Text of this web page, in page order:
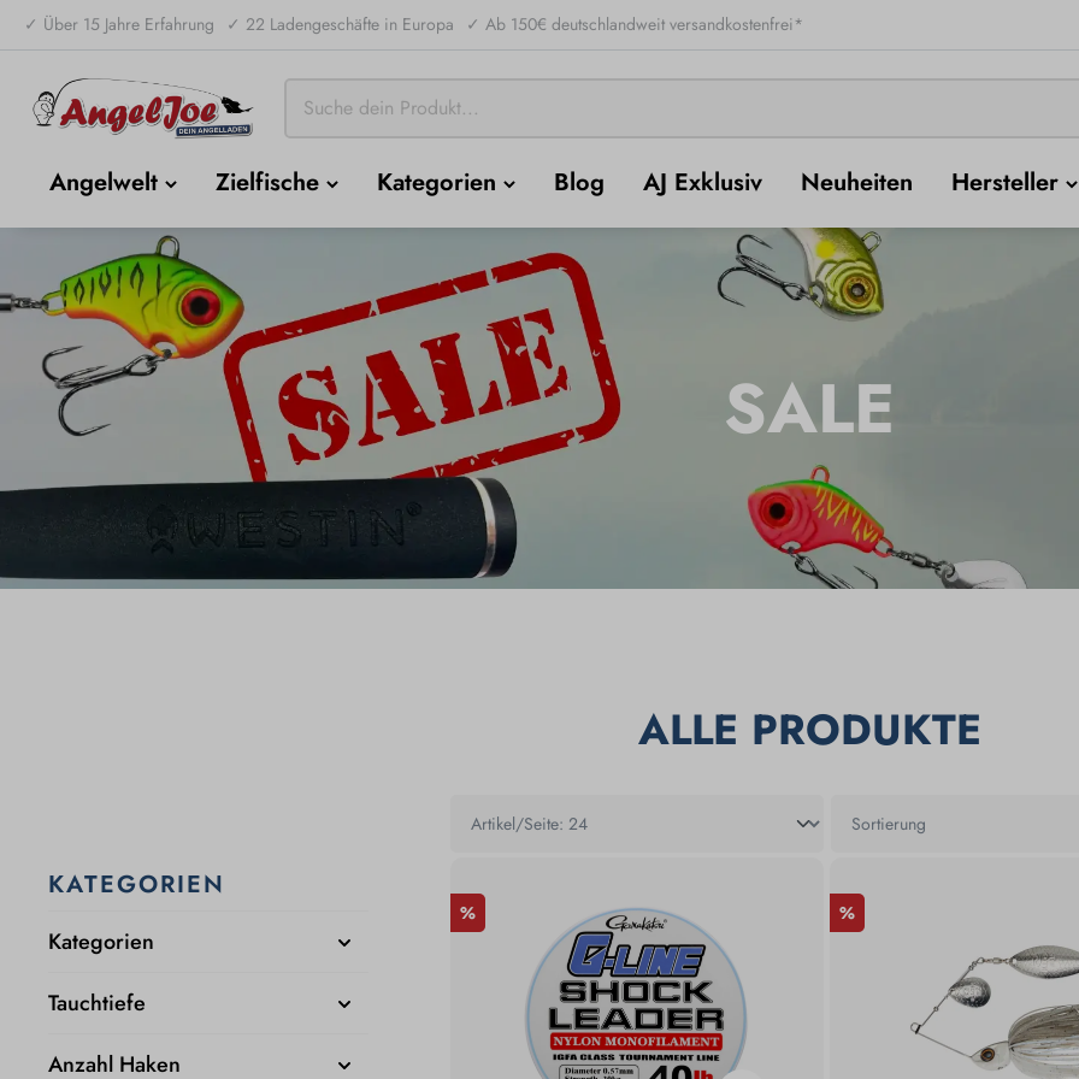
✓ Über 15 Jahre Erfahrung ✓ 22 Ladengeschäfte in Europa ✓ Ab 150€ deutschlandweit versandkostenfrei*
Angelwelt Zielfische Kategorien Blog AJ Exklusiv Neuheiten Hersteller
SALE
ALLE PRODUKTE
KATEGORIEN
Kategorien
Tauchtiefe
Anzahl Haken
% %